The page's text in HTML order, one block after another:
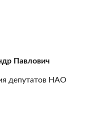
Павлович
депутатов НАО